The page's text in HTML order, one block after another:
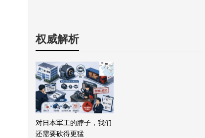
权威解析
对日本军工的脖子，我们
还需要砍得更猛